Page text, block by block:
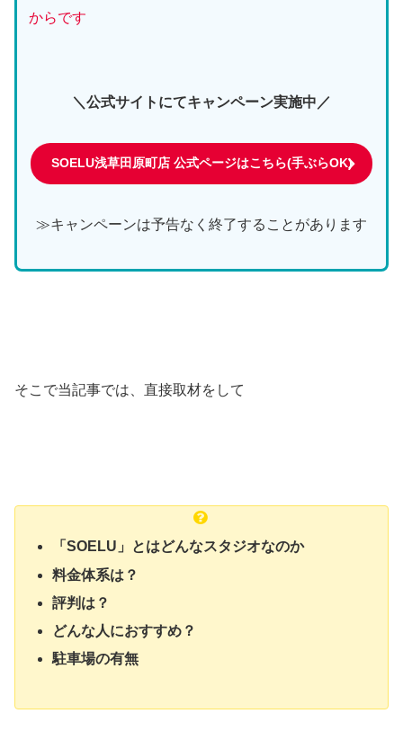
からです
＼公式サイトにてキャンペーン実施中／
SOELU浅草田原町店 公式ページはこちら(手ぶらOK)
≫キャンペーンは予告なく終了することがあります
そこで当記事では、直接取材をして
「SOELU」とはどんなスタジオなのか
料金体系は？
評判は？
どんな人におすすめ？
駐車場の有無